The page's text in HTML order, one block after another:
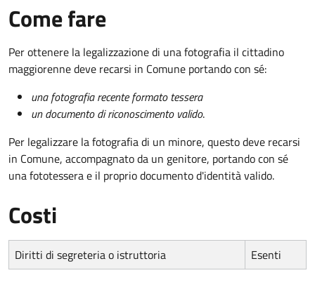
Come fare
Per ottenere la legalizzazione di una fotografia il cittadino
maggiorenne deve recarsi in Comune portando con sé:
una fotografia recente formato tessera
un documento di riconoscimento valido.
Per legalizzare la fotografia di un minore, questo deve recarsi
in Comune, accompagnato da un genitore, portando con sé
una fototessera e il proprio documento d'identità valido.
Costi
Diritti di segreteria o istruttoria Esenti